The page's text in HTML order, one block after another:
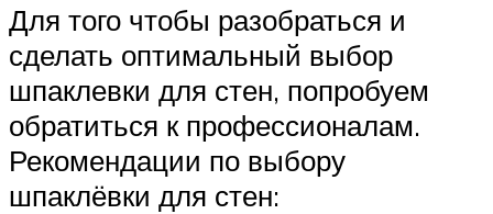
Для того чтобы разобраться и
сделать оптимальный выбор
шпаклевки для стен, попробуем
обратиться к профессионалам.
Рекомендации по выбору
шпаклёвки для стен: